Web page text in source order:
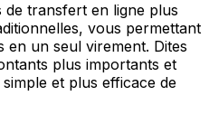
de transfert en ligne plus
vous permettant
en un seul virement. Dites
plus importants et
et plus efficace de